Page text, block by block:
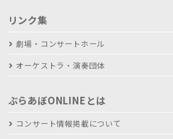
リンク集
劇場・コンサートホール
オーケストラ・演奏団体
ぶらあぼONLINEとは
コンサート情報掲載について